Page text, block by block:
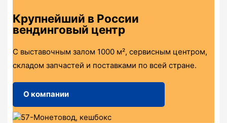
Крупнейший в России
вендинговый центр
С выставочным залом 1000 м², сервисным центром,
складом запчастей и поставками по всей стране.
О компании